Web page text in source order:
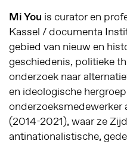
Mi You is curator en
Kassel / documenta
gebied van nieuw en
geschiedenis, politieke
onderzoek naar
en ideologische
onderzoeksmedewerker
(2014-2021), waar ze
antinationalistische,